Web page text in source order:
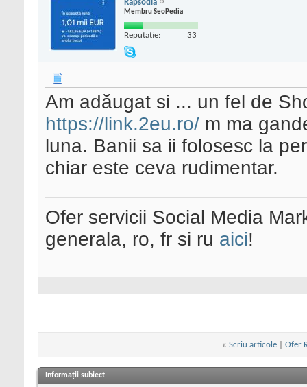
Rapsodia
Membru SeoPedia
Reputatie: 33
Am adăugat si ... un fel de
https://link.2eu.ro/ m ma
luna. Banii sa ii folosesc la
chiar este ceva rudimentar.
Ofer servicii Social Media
generala, ro, fr si ru aici!
« Scriu articole| Ofer
Informații subiect